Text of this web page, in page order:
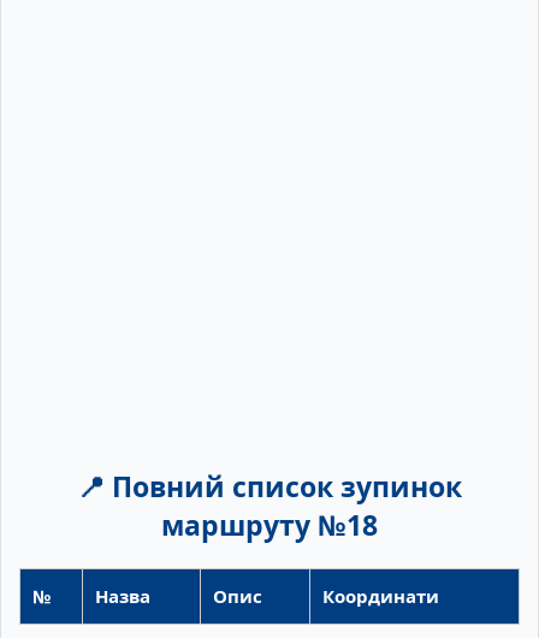
📍 Повний список зупинок
маршруту №18
№ Назва Опис Координати